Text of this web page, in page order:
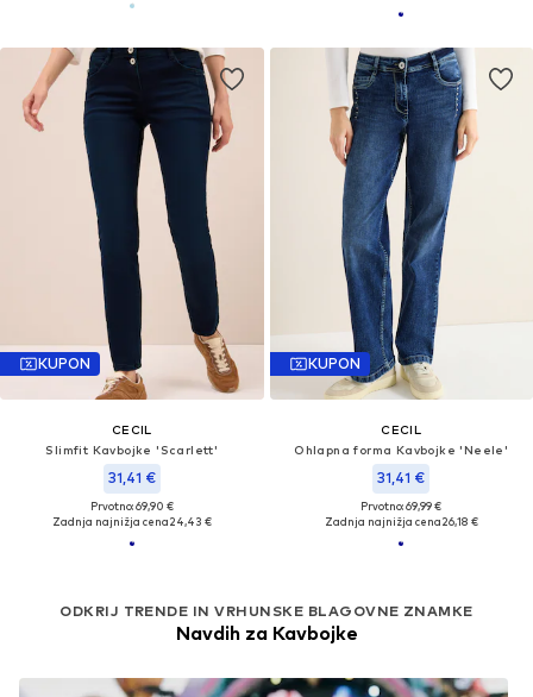
KUPON
CECIL
Slimfit Kavbojke 'Scarlett'
31,41 €
Prvotno: 69,90 €
Zadnja najnižja cena24,43 €
ODKRIJ TRENDE IN VRHUNSKE BLAGOVNE ZNAMKE
Navdih za Kavbojke
KUPON
CECIL
Ohlapna forma Kavbojke 'Neele'
31,41 €
Prvotno: 69,99 €
Zadnja najnižja cena26,18 €